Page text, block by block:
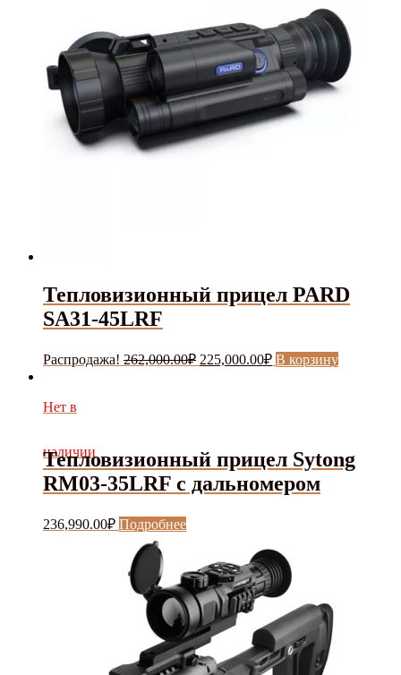
Тепловизионный прицел PARD
SA31-45LRF
Распродажа! 262,000.00₽ Первоначальная
225,000.00₽Текущая
цена:
В корзину
Нет в
наличии
Тепловизионный прицел Sytong
RM03-35LRF с дальномером
236,990.00₽ Подробнее